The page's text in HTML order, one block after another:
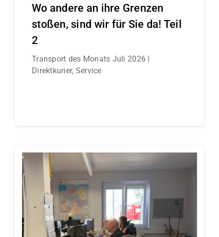
Wo andere an ihre Grenzen
stoßen, sind wir für Sie da! Teil
2
Transport des Monats Juli 2026 |
Direktkurier, Service